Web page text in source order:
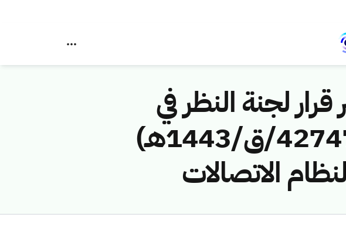
لجنة النظر في
مخالفات نظام الاتصالات رقم (42747642/ق/1443هـ)
الاتصالات